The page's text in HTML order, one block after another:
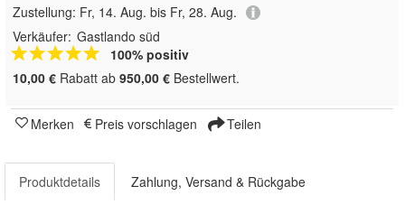
Zustellung: Fr, 14. Aug. bis Fr, 28. Aug.
Verkäufer: Gastlando süd
100% positiv
10,00 € Rabatt ab 950,00 € Bestellwert.
Merken Preis vorschlagen Teilen
Produktdetails Zahlung, Versand & Rückgabe